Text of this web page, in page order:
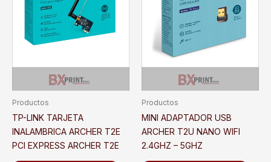
Productos
TP-LINK TARJETA
INALAMBRICA ARCHER T2E
PCI EXPRESS ARCHER T2E
Productos
MINI ADAPTADOR USB
ARCHER T2U NANO WIFI
2.4GHZ – 5GHZ